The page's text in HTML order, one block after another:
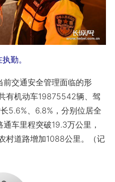
勤。
交通安全管理面临的形
有机动车19875542辆、驾
5.6%、6.8%，分别位居全
车里程突破19.3万公里，
村道路增加1088公里。（记